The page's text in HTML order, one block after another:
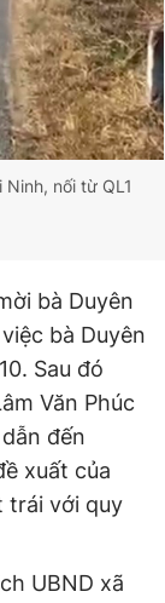
nối từ QL1
bà Duyên
bà Duyên
Sau đó
Văn Phúc
đến
xuất của
trái với quy
UBND xã